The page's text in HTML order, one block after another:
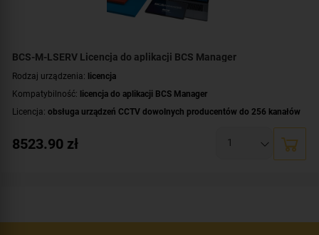
BCS-M-LSERV Licencja do aplikacji BCS Manager
Rodzaj urządzenia: licencja
Kompatybilność: licencja do aplikacji BCS Manager
Licencja: obsługa urządzeń CCTV dowolnych producentów do 256 kanałów
8523.90 zł